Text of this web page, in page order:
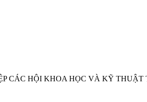
CÁC HỘI KHOA HỌC VÀ KỸ THUẬT